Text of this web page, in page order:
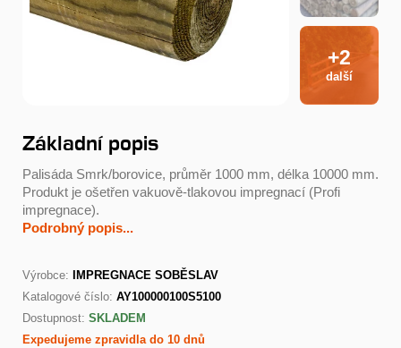
+2
další
Základní popis
Palisáda Smrk/borovice, průměr 1000 mm, délka 10000 mm.
Produkt je ošetřen vakuově-tlakovou impregnací (Profi
impregnace).
Podrobný popis...
Výrobce:
IMPREGNACE SOBĚSLAV
Katalogové číslo: AY100000100S5100
Dostupnost: SKLADEM
Expedujeme zpravidla do 10 dnů